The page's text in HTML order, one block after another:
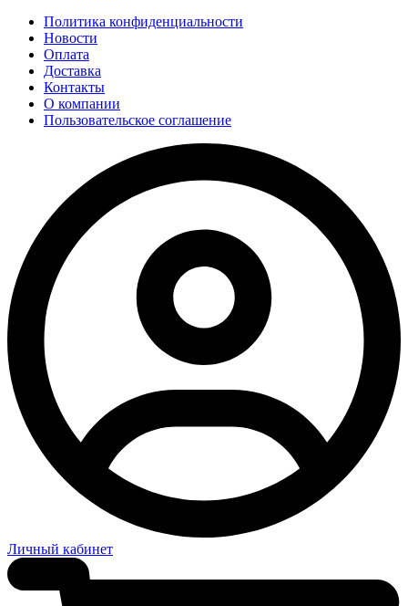
Политика конфиденциальности
Новости
Оплата
Доставка
Контакты
О компании
Пользовательское соглашение
Личный кабинет